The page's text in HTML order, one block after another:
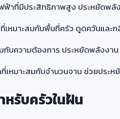
ฟฟ้าที่มีประสิทธิภาพสูง ประหยัดพลั
เหมาะสมกับพื้นที่ครัว ดูดควันและ
กับความต้องการ ประหยัดพลังงาน
เหมาะสมกับจำนวนจาน ช่วยประห
หรับครัวในฝัน